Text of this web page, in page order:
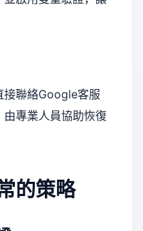
接聯絡Google客服
專業人員協助恢復
的策略